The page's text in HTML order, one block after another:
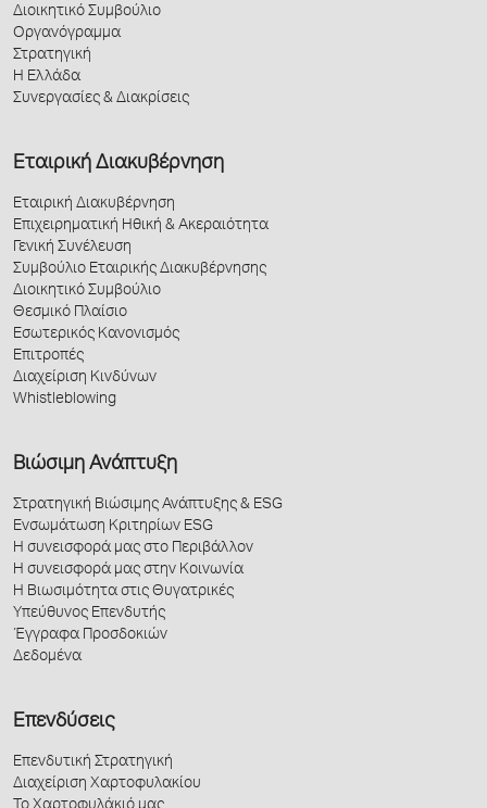
Διοικητικό Συμβούλιο
Οργανόγραμμα
Στρατηγική
Η Ελλάδα
Συνεργασίες & Διακρίσεις
Εταιρική Διακυβέρνηση
Εταιρική Διακυβέρνηση
Επιχειρηματική Ηθική & Ακεραιότητα
Γενική Συνέλευση
Συμβούλιο Εταιρικής Διακυβέρνησης
Διοικητικό Συμβούλιο
Θεσμικό Πλαίσιο
Εσωτερικός Κανονισμός
Επιτροπές
Διαχείριση Κινδύνων
Whistleblowing
Βιώσιμη Ανάπτυξη
Στρατηγική Βιώσιμης Ανάπτυξης & ESG
Ενσωμάτωση Κριτηρίων ESG
Η συνεισφορά μας στο Περιβάλλον
Η συνεισφορά μας στην Κοινωνία
Η Βιωσιμότητα στις Θυγατρικές
Υπεύθυνος Επενδυτής
Έγγραφα Προσδοκιών
Δεδομένα
Επενδύσεις
Επενδυτική Στρατηγική
Διαχείριση Χαρτοφυλακίου